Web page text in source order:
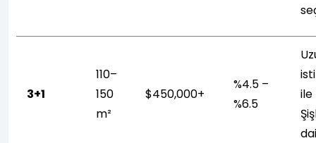
3+1
110–
150
m²
$450,000+
%4.5 –
%6.5
ile